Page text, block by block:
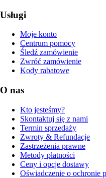
Usługi
Moje konto
Centrum pomocy
Śledź zamówienie
Zwróć zamówienie
Kody rabatowe
O nas
Kto jesteśmy?
Skontaktuj się z nami
Termin sprzedaży
Zwroty & Refundacje
Zastrzeżenia prawne
Metody płatności
Ceny i opcje dostawy
Oświadczenie o ochronie